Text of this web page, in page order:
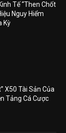
Tế “Then Chốt
Nguy Hiểm
Kỳ
X50 Tài Sản Của
Tảng Cá Cược